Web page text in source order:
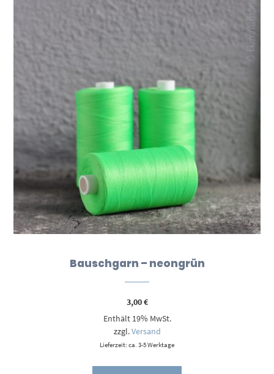
Bauschgarn – neongrün
3,00€
Enthält 19% MwSt.
zzgl.Versand
Lieferzeit: ca. 3-5 Werktage